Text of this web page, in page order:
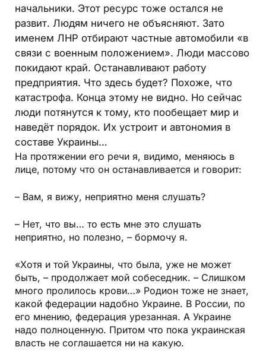
начальники. Этот ресурс тоже остался не
развит. Людям ничего не объясняют. Зато
именем ЛНР отбирают частные автомобили «в
связи с военным положением». Люди массово
покидают край. Останавливают работу
предприятия. Что здесь будет? Похоже, что
катастрофа. Конца этому не видно. Но сейчас
люди потянутся к тому, кто пообещает мир и
наведёт порядок. Их устроит и автономия в
составе Украины…
На протяжении его речи я, видимо, меняюсь в
лице, потому что он останавливается и говорит:
– Вам, я вижу, неприятно меня слушать?
– Нет, что вы… то есть мне это слушать
неприятно, но полезно, – бормочу я.
«Хотя и той Украины, что была, уже не может
быть, – продолжает мой собеседник. – Слишком
много пролилось крови…» Родион тоже не знает,
какой федерации надобно Украине. В России, по
его мнению, федерация урезанная. А Украине
надо полноценную. Притом что пока украинская
власть не соглашается ни на какую.